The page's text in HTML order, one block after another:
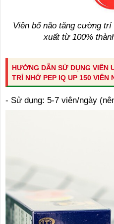
Viên bổ não tăng cường
xuất từ 100%
HƯỚNG DẪN SỬ DỤNG VIÊN
TRÍ NHỚ PEP IQ UP 150 VIÊN
- Sử dụng: 5-7 viên/ngày